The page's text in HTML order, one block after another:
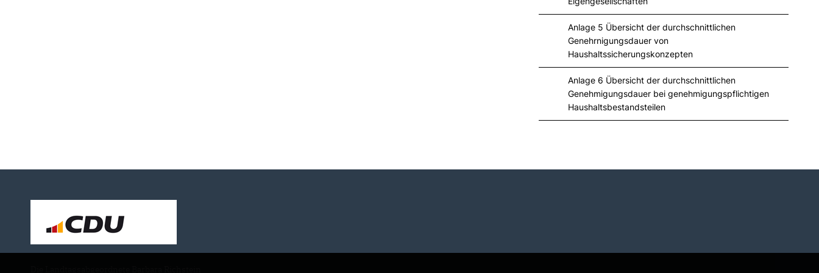
Anlage 5 Übersicht der durchschnittlichen
Genehrnigungsdauer von
Haushaltssicherungskonzepten
Anlage 6 Übersicht der durchschnittlichen
Genehmigungsdauer bei genehmigungspflichtigen
Haushaltsbestandsteilen